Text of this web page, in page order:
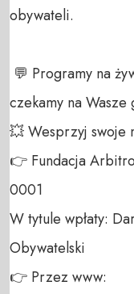
obywateli.
czekamy na Wasze
💥 Wesprzyj swoje
👉 Fundacja
0001
W tytule wpłaty:
Obywatelski
👉 Przez www: